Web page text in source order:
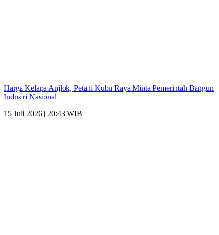
Harga Kelapa Anjlok, Petani Kubu Raya Minta Pemerintah Bangun
Industri Nasional
15 Juli 2026 | 20:43 WIB